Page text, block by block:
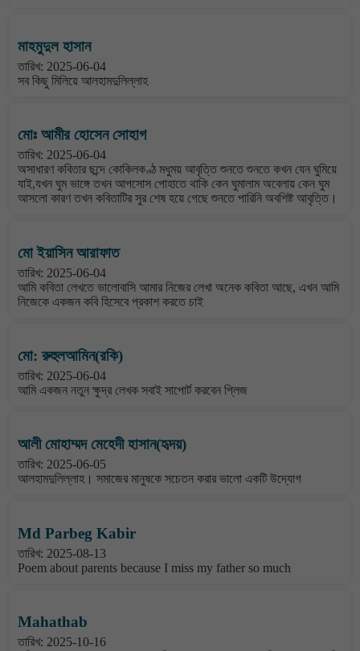
মাহমুদুল হাসান
তারিখ: 2025-06-04
সব কিছু মিলিয়ে আলহামদুলিল্লাহ
মোঃ আমীর হোসেন সোহাগ
তারিখ: 2025-06-04
অসাধারণ কবিতার ছন্দে কোকিলকণ্ঠ মধুময় আবৃত্তি শুনতে শুনতে কখন যেন ঘুমিয়ে
যাই,যখন ঘুম ভাঙ্গে তখন আপসোস পোহাতে থাকি কেন ঘুমালাম অবেলায় কেন ঘুম
আসলো কারণ তখন কবিতাটির সুর শেষ হয়ে গেছে শুনতে পারিনি অবশিষ্ট আবৃত্তি।
মো ইয়াসিন আরাফাত
তারিখ: 2025-06-04
আমি কবিতা লেখতে ভালোবাসি আমার নিজের লেখা অনেক কবিতা আছে, এখন আমি
নিজেকে একজন কবি হিসেবে প্রকাশ করতে চাই
মো: রুহুলআমিন(রকি)
তারিখ: 2025-06-04
আমি একজন নতুন ক্ষুদ্র লেখক সবাই সাপোর্ট করবেন প্লিজ
আলী মোহাম্মদ মেহেদী হাসান(হৃদয়)
তারিখ: 2025-06-05
আলহামদুলিল্লাহ। সমাজের মানুষকে সচেতন করার ভালো একটি উদ্যোগ
Md Parbeg Kabir
তারিখ: 2025-08-13
Poem about parents because I miss my father so much
Mahathab
তারিখ: 2025-10-16